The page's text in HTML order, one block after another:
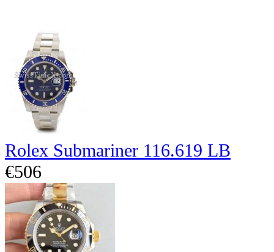
Rolex Submariner 116.619 LB
€506